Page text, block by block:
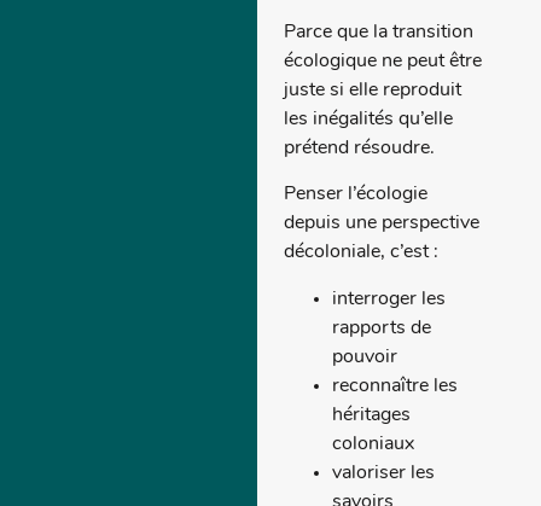
Parce que la transition
écologique ne peut être
juste si elle reproduit
les inégalités qu’elle
prétend résoudre.
Penser l’écologie
depuis une perspective
décoloniale, c’est :
interroger les
rapports de
pouvoir
reconnaître les
héritages
coloniaux
valoriser les